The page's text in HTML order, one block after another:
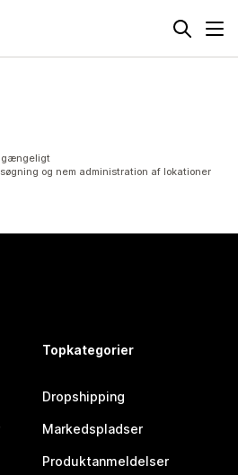
og nem administration af lokationer
Topkategorier
Dropshipping
Markedspladser
Produktanmeldelser